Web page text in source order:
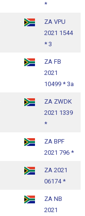
*
ZA VPU
2021 1544
* 3
ZA FB
2021
10499 * 3a
ZA ZWDK
2021 1339
*
ZA BPF
2021 796 *
ZA 2021
06174 *
ZA NB
2021